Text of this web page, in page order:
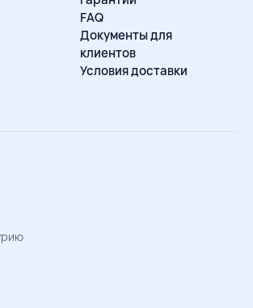
FAQ
Документы для
клиентов
Условия доставки